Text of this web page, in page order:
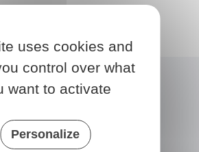
uses cookies and
control over what
want to activate
Personalize